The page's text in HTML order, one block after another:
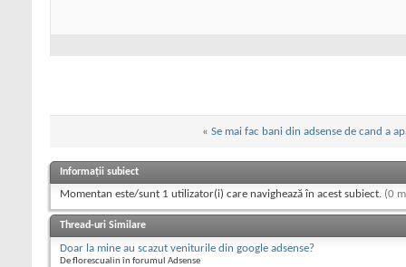
« Se mai fac bani din adsense de cand a
Informații subiect
Momentan este/sunt 1 utilizator(i) care navighează în acest subiect. (0
Thread-uri Similare
Doar la mine au scazut veniturile din google adsense?
De florescualin în forumul Adsense